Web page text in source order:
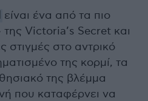
είναι ένα από τα πιο
Victoria’s Secret και
στιγμές στο αντρικό
της κορμί, τα
της βλέμμα
που καταφέρνει να